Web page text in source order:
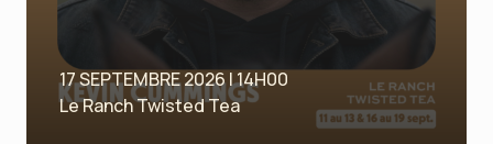
17 SEPTEMBRE 2026 | 14H00
Le Ranch Twisted Tea